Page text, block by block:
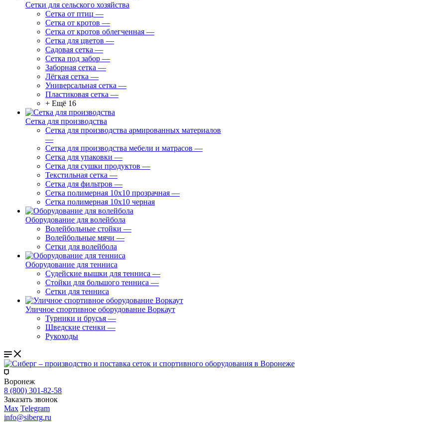
Сетки для сельского хозяйства
Сетка от птиц —
Сетка от кротов —
Сетка от кротов облегченная —
Сетка для цветов —
Садовая сетка —
Сетка под забор —
Заборная сетка —
Лёгкая сетка —
Универсальная сетка —
Пластиковая сетка —
+ Ещё 16
Сетка для производства
Сетка для производства армированных материалов
—
Сетка для производства мебели и матрасов —
Сетка для упаковки —
Сетка для сушки продуктов —
Текстильная сетка —
Сетка для фильтров —
Сетка полимерная 10х10 прозрачная —
Сетка полимерная 10х10 черная
Оборудование для волейбола
Волейбольные стойки —
Волейбольные мячи —
Сетки для волейбола
Оборудование для тенниса
Судейские вышки для тенниса —
Стойки для большого тенниса —
Сетки для тенниса
Уличное спортивное оборудование Воркаут
Турники и брусья —
Шведские стенки —
Рукоходы
Воронеж
8 (800) 301-82-58
Заказать звонок
Max Telegram
info@siberg.ru